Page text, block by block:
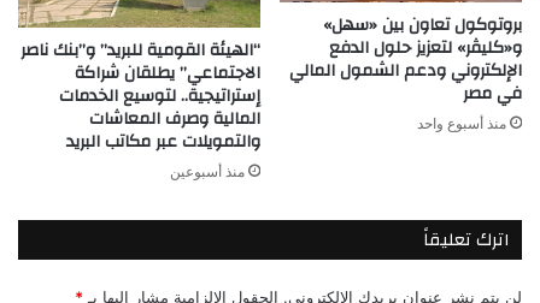
بروتوكول تعاون بين «سهل»
و«كليڤر» لتعزيز حلول الدفع
الإلكتروني ودعم الشمول المالي
في مصر
منذ أسبوع واحد
“الهيئة القومية للبريد” و”بنك ناصر
الاجتماعي” يطلقان شراكة
إستراتيجية.. لتوسيع الخدمات
المالية وصرف المعاشات
والتمويلات عبر مكاتب البريد
منذ أسبوعين
اترك تعليقاً
لن يتم نشر عنوان بريدك الإلكتروني. الحقول الإلزامية مشار إليها بـ *